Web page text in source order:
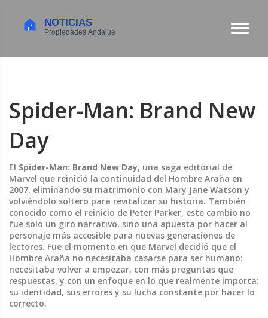
Spider-Man: Brand New
Day
El Spider-Man: Brand New Day, una saga editorial de
Marvel que reinició la continuidad del Hombre Araña en
2007, eliminando su matrimonio con Mary Jane Watson y
volviéndolo soltero para revitalizar su historia. También
conocido como el reinicio de Peter Parker, este cambio no
fue solo un giro narrativo, sino una apuesta por hacer al
personaje más accesible para nuevas generaciones de
lectores. Fue el momento en que Marvel decidió que el
Hombre Araña no necesitaba casarse para ser humano:
necesitaba volver a empezar, con más preguntas que
respuestas, y con un enfoque en lo que realmente importa:
su identidad, sus errores y su lucha constante por hacer lo
correcto.